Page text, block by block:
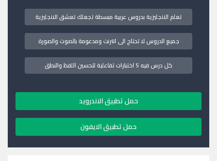
تعلم الانجليزية بدروس عربية مبسطة تجعلك تعشق الانجليزية
جميع الدروس لا تحتاج الى انترنت ومدعومة بالصوت والصورة
كل درس فيه 5 اختبارات تفاعلية لتحسين اللفظ والنطق
حمل تطبيق الاندرويد
حمل تطبيق الايفون